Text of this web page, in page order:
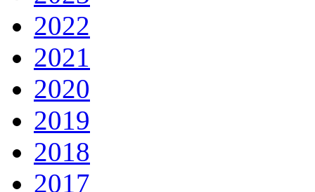
2022
2021
2020
2019
2018
2017